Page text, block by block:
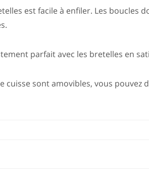
est facile à enfiler. Les boucles
parfait avec les bretelles en
cuisse sont amovibles, vous